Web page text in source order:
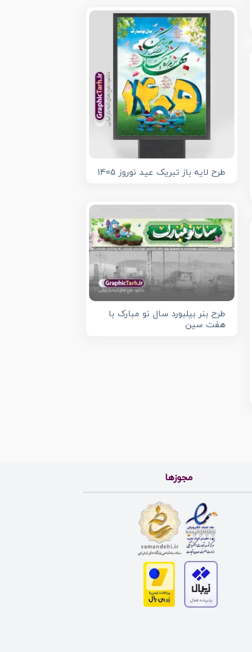
طرح لایه باز تبریک عید نوروز 1405
طرح بنر بیلبورد سال نو مبارک با
هفت سین
مجوزها